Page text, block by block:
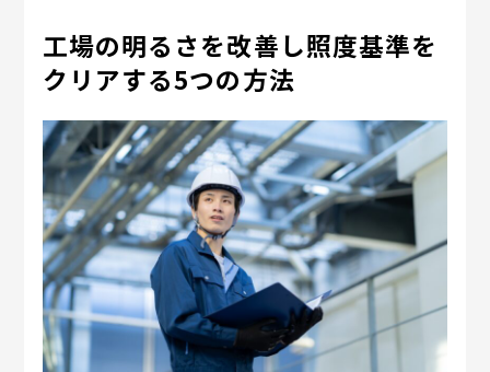
工場の明るさを改善し照度基準を
クリアする5つの方法